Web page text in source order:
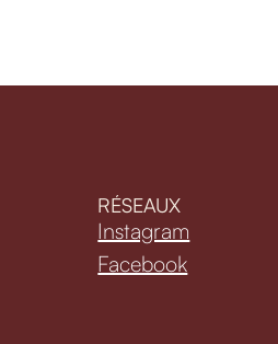
RÉSEAUX
Instagram
Facebook